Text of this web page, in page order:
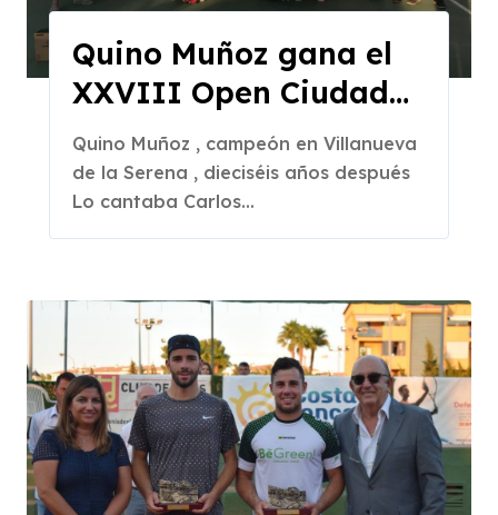
Quino Muñoz gana el
XXVIII Open Ciudad
de Lares
Quino Muñoz , campeón en Villanueva
de la Serena , dieciséis años después
Lo cantaba Carlos...